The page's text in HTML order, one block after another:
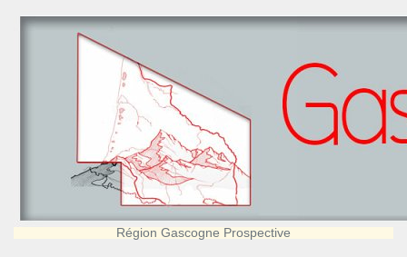
Région Gascogne Prospective